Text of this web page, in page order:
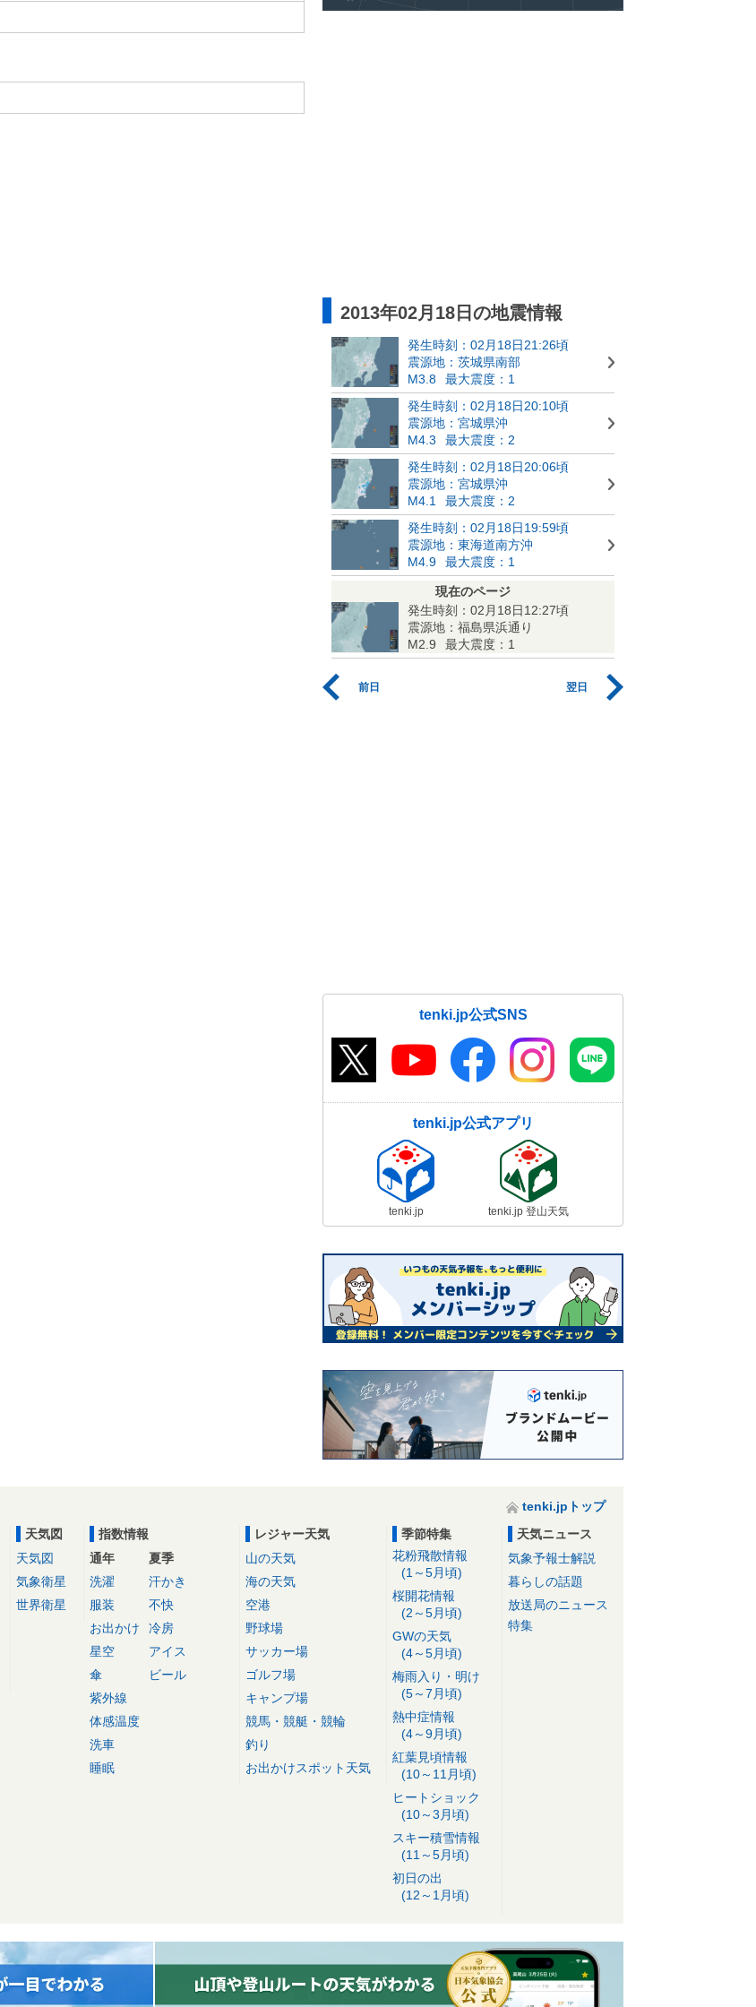
2013年02月18日の地震情報
発生時刻：02月18日21:26頃
震源地：茨城県南部
M3.8
最大震度：1
発生時刻：02月18日20:10頃
震源地：宮城県沖
M4.3
最大震度：2
発生時刻：02月18日20:06頃
震源地：宮城県沖
M4.1
最大震度：2
発生時刻：02月18日19:59頃
震源地：東海道南方沖
M4.9
最大震度：1
現在のページ
発生時刻：02月18日12:27頃
震源地：福島県浜通り
M2.9
最大震度：1
前日 翌日
tenki.jp公式SNS
tenki.jp公式アプリ
tenki.jp tenki.jp 登山天気
tenki.jpトップ
天気図
天気図
気象衛星
世界衛星
指数情報
通年
洗濯
服装
お出かけ
星空
傘
紫外線
体感温度
洗車
睡眠
夏季
汗かき
不快
冷房
アイス
ビール
レジャー天気
山の天気
海の天気
空港
野球場
サッカー場
ゴルフ場
キャンプ場
競馬・競艇・競輪
釣り
お出かけスポット天気
季節特集
花粉飛散情報
(1～5月頃)
桜開花情報
(2～5月頃)
GWの天気
(4～5月頃)
梅雨入り・明け
(5～7月頃)
熱中症情報
(4～9月頃)
紅葉見頃情報
(10～11月頃)
ヒートショック
(10～3月頃)
スキー積雪情報
(11～5月頃)
初日の出
(12～1月頃)
天気ニュース
気象予報士解説
暮らしの話題
放送局のニュース
特集